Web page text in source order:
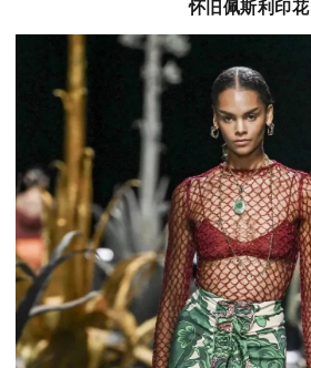
怀旧佩斯利印花